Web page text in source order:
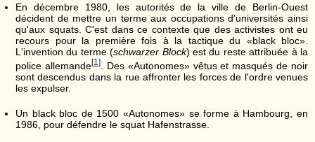
En décembre 1980, les autorités de la ville de Berlin-Ouest
décident de mettre un terme aux occupations d'universités ainsi
qu'aux squats. C'est dans ce contexte que des activistes ont eu
recours pour la première fois à la tactique du «black bloc».
L'invention du terme (schwarzer Block) est du reste attribuée à la
police allemande[1]. Des «Autonomes» vêtus et masqués de noir
sont descendus dans la rue affronter les forces de l'ordre venues
les expulser.
Un black bloc de 1500 «Autonomes» se forme à Hambourg, en
1986, pour défendre le squat Hafenstrasse.